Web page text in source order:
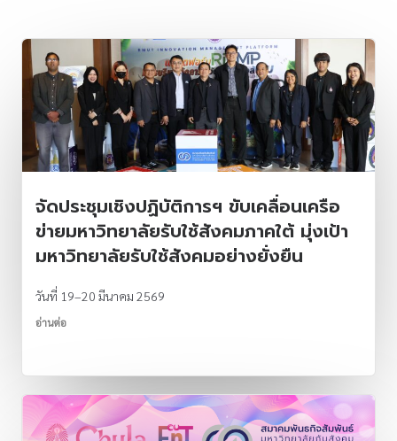
จัดประชุมเชิงปฏิบัติการฯ ขับเคลื่อนเครือ
ข่ายมหาวิทยาลัยรับใช้สังคมภาคใต้ มุ่งเป้า
มหาวิทยาลัยรับใช้สังคมอย่างยั่งยืน
วันที่ 19–20 มีนาคม 2569
อ่านต่อ